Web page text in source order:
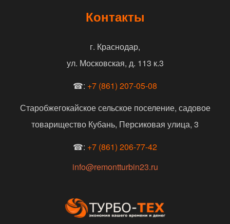
Контакты
г. Краснодар,
ул. Московская, д. 113 к.3
☎: +7 (861) 207-05-08
Старобжегокайское сельское поселение, садовое
товарищество Кубань, Персиковая улица, 3
☎: +7 (861) 206-77-42
info@remontturbin23.ru